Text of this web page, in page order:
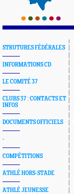
STRUTURES FÉDÉRALES
INFORMATIONS CD
LE COMITÉ 37
CLUBS 37 : CONTACTS ET
INFOS
DOCUMENTS OFFICIELS
-
COMPÉTITIONS
ATHLÉ HORS-STADE
ATHLÉ JEUNESSE